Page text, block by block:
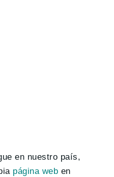
en nuestro país,
página web en